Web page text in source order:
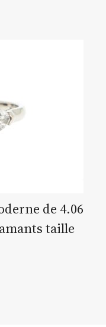
de 4.06
taille